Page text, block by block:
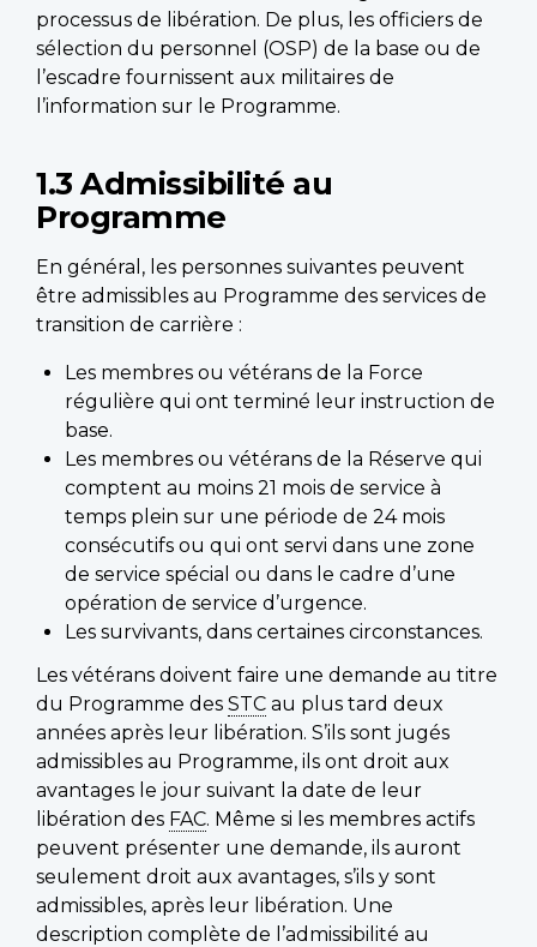
processus de libération. De plus, les officiers de
sélection du personnel (OSP) de la base ou de
l’escadre fournissent aux militaires de
l’information sur le Programme.
1.3 Admissibilité au
Programme
En général, les personnes suivantes peuvent
être admissibles au Programme des services de
transition de carrière :
Les membres ou vétérans de la Force
régulière qui ont terminé leur instruction de
base.
Les membres ou vétérans de la Réserve qui
comptent au moins 21 mois de service à
temps plein sur une période de 24 mois
consécutifs ou qui ont servi dans une zone
de service spécial ou dans le cadre d’une
opération de service d’urgence.
Les survivants, dans certaines circonstances.
Les vétérans doivent faire une demande au titre
du Programme des STC au plus tard deux
années après leur libération. S’ils sont jugés
admissibles au Programme, ils ont droit aux
avantages le jour suivant la date de leur
libération des FAC. Même si les membres actifs
peuvent présenter une demande, ils auront
seulement droit aux avantages, s’ils y sont
admissibles, après leur libération. Une
description complète de l’admissibilité au